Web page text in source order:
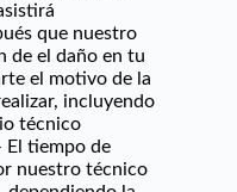
que nuestro
de el daño en tu
el motivo de la
incluyendo
técnico
El tiempo de
nuestro técnico